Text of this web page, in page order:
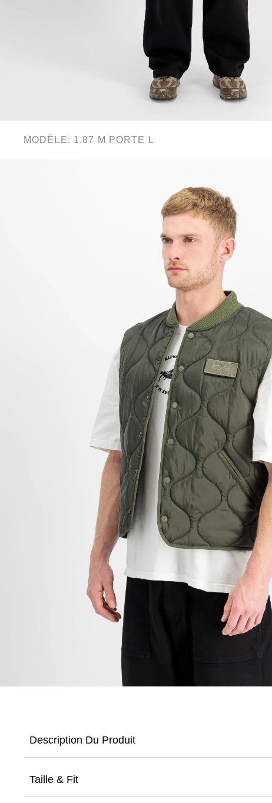
MODÈLE: 1.87 M PORTE L
Description Du Produit
Taille & Fit